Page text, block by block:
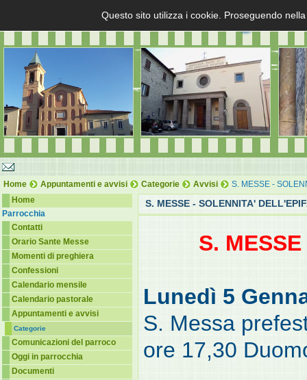
Home Appuntamenti e avvisi Categorie Avvisi
S. MESSE -
Home
Parrocchia
Contatti
Orario Sante Messe
Momenti di preghiera
Confessioni
Calendario mensile
Calendario pastorale
Appuntamenti e avvisi
Categorie
Comunicazioni del parroco
Oggi in parrocchia
Documenti
S. MESSE - SOLENNITA'
S.
Lunedì 5
S. Messa
ore 17,30
Questo sito utilizza i cookie. Proseguendo